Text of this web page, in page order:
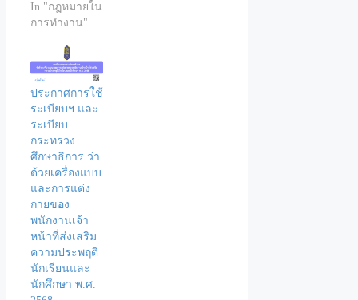
In "กฎหมายใน
การทำงาน"
ประกาศการใช้
ระเบียบฯ และ
ระเบียบ
กระทรวง
ศึกษาธิการ ว่า
ด้วยเครื่องแบบ
และการแต่ง
กายของ
พนักงานเจ้า
หน้าที่ส่งเสริม
ความประพฤติ
นักเรียนและ
นักศึกษา พ.ศ.